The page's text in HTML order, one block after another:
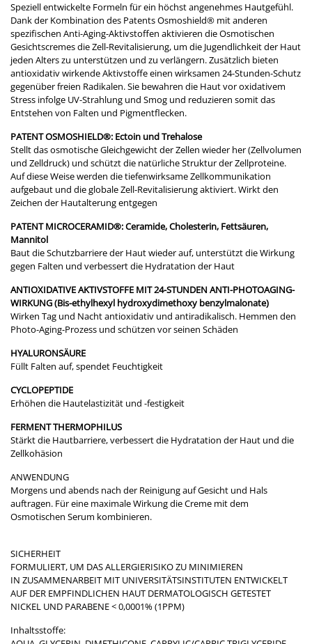
Speziell entwickelte Formeln für ein höchst angenehmes Hautgefühl.
Dank der Kombination des Patents Osmoshield® mit anderen
spezifischen Anti-Aging-Aktivstoffen aktivieren die Osmotischen
Gesichtscremes die Zell-Revitalisierung, um die Jugendlichkeit der Haut
jeden Alters zu unterstützen und zu verlängern. Zusätzlich bieten
antioxidativ wirkende Aktivstoffe einen wirksamen 24-Stunden-Schutz
gegenüber freien Radikalen. Sie bewahren die Haut vor oxidativem
Stress infolge UV-Strahlung und Smog und reduzieren somit das
Entstehen von Falten und Pigmentflecken.
PATENT OSMOSHIELD®: Ectoin und Trehalose
Stellt das osmotische Gleichgewicht der Zellen wieder her (Zellvolumen
und Zelldruck) und schützt die natürliche Struktur der Zellproteine.
Auf diese Weise werden die tiefenwirksame Zellkommunikation
aufgebaut und die globale Zell-Revitalisierung aktiviert. Wirkt den
Zeichen der Hautalterung entgegen
PATENT MICROCERAMID®: Ceramide, Cholesterin, Fettsäuren,
Mannitol
Baut die Schutzbarriere der Haut wieder auf, unterstützt die Wirkung
gegen Falten und verbessert die Hydratation der Haut
ANTIOXIDATIVE AKTIVSTOFFE MIT 24-STUNDEN ANTI-PHOTOAGING-
WIRKUNG (Bis-ethylhexyl hydroxydimethoxy benzylmalonate)
Wirken Tag und Nacht antioxidativ und antiradikalisch. Hemmen den
Photo-Aging-Prozess und schützen vor seinen Schäden
HYALURONSÄURE
Füllt Falten auf, spendet Feuchtigkeit
CYCLOPEPTIDE
Erhöhen die Hautelastizität und -festigkeit
FERMENT THERMOPHILUS
Stärkt die Hautbarriere, verbessert die Hydratation der Haut und die
Zellkohäsion
ANWENDUNG
Morgens und abends nach der Reinigung auf Gesicht und Hals
auftragen. Für eine maximale Wirkung die Creme mit dem
Osmotischen Serum kombinieren.
SICHERHEIT
FORMULIERT, UM DAS ALLERGIERISIKO ZU MINIMIEREN
IN ZUSAMMENARBEIT MIT UNIVERSITÄTSINSTITUTEN ENTWICKELT
AUF DER EMPFINDLICHEN HAUT DERMATOLOGISCH GETESTET
NICKEL UND PARABENE < 0,0001% (1PPM)
Inhaltsstoffe: